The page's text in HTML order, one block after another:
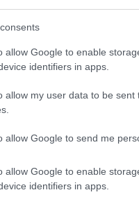
allow Google to enable
identifiers in apps.
allow my user data to be
allow Google to send me
allow Google to enable
identifiers in apps.
ecologici nulla so,
Caterina Caselli,
un cantautore
nelle segrete
il quartetto capeggiato